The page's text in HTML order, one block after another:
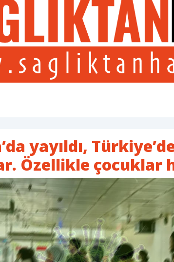
yayıldı,
Özellikle çocuklar